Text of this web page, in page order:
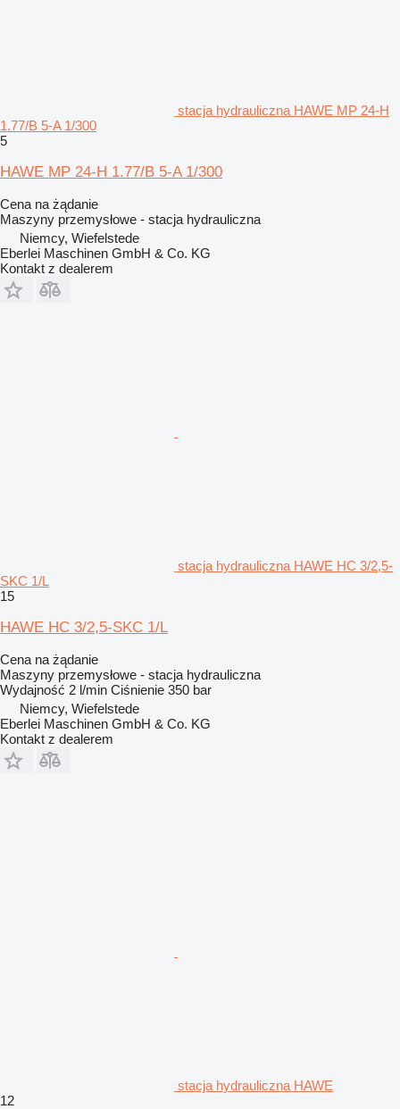
stacja hydrauliczna HAWE MP 24-H
1.77/B 5-A 1/300
5
HAWE MP 24-H 1.77/B 5-A 1/300
Cena na żądanie
Maszyny przemysłowe - stacja hydrauliczna
Niemcy, Wiefelstede
Eberlei Maschinen GmbH & Co. KG
Kontakt z dealerem
stacja hydrauliczna HAWE HC 3/2,5-
SKC 1/L
15
HAWE HC 3/2,5-SKC 1/L
Cena na żądanie
Maszyny przemysłowe - stacja hydrauliczna
Wydajność 2 l/min Ciśnienie 350 bar
Niemcy, Wiefelstede
Eberlei Maschinen GmbH & Co. KG
Kontakt z dealerem
stacja hydrauliczna HAWE
12